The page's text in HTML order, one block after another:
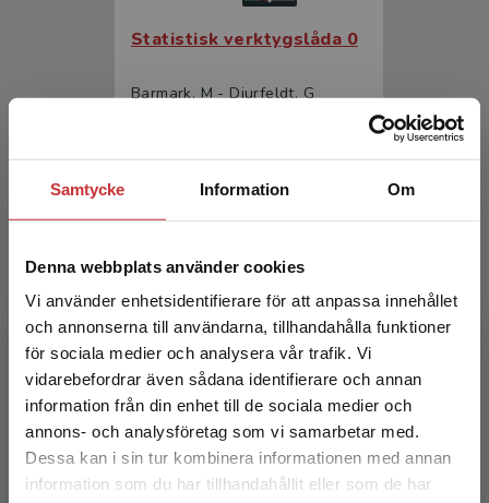
Samtycke Information Om
Denna webbplats använder cookies
Vi använder enhetsidentifierare för att anpassa innehållet
och annonserna till användarna, tillhandahålla funktioner
för sociala medier och analysera vår trafik. Vi
vidarebefordrar även sådana identifierare och annan
information från din enhet till de sociala medier och
annons- och analysföretag som vi samarbetar med.
Dessa kan i sin tur kombinera informationen med annan
information som du har tillhandahållit eller som de har
Begränsad fraktregion
Det verkar som att du besöker
Statistisk verktygslåda 0
Barmark, M - Djurfeldt, G
Statistisk verktygslåda 2
Djurfeldt, G - Barmark, M (red.)
449 krinkl. moms